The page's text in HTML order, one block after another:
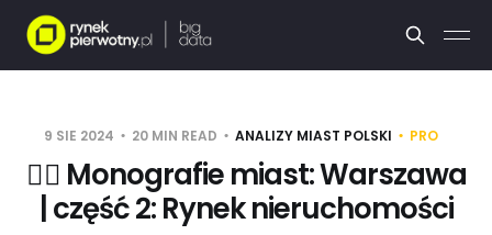
9 SIE 2024 20 MIN READ ANALIZY MIAST POLSKI PRO
🧜‍♀️ Monografie miast: Warszawa
| część 2: Rynek nieruchomości